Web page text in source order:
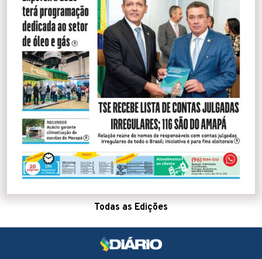
Todas as Edições